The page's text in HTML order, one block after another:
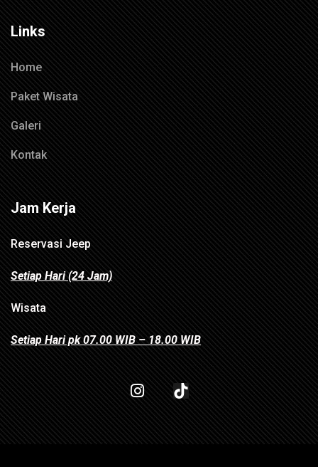
Links
Home
Paket Wisata
Galeri
Kontak
Jam Kerja
Reservasi Jeep
Setiap Hari (24 Jam)
Wisata
Setiap Hari pk 07.00 WIB – 18.00 WIB